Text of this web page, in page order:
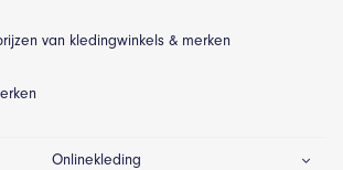
van kledingwinkels & merken
Onlinekleding